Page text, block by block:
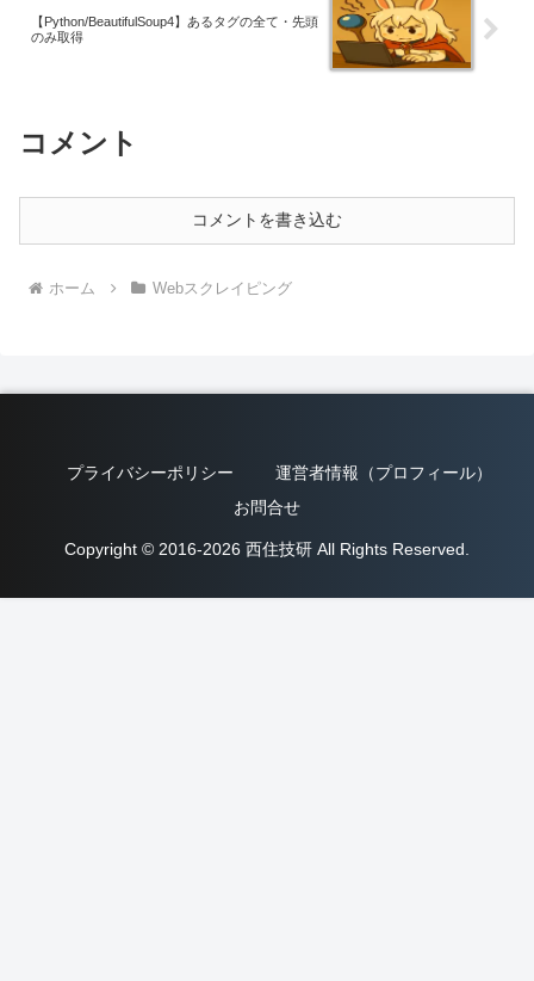
【Python/BeautifulSoup4】あるタグの全て・先頭
のみ取得
コメント
コメントを書き込む
ホーム Webスクレイピング
プライバシーポリシー
運営者情報（プロフィール）
お問合せ
Copyright © 2016-2026 西住技研 All Rights Reserved.